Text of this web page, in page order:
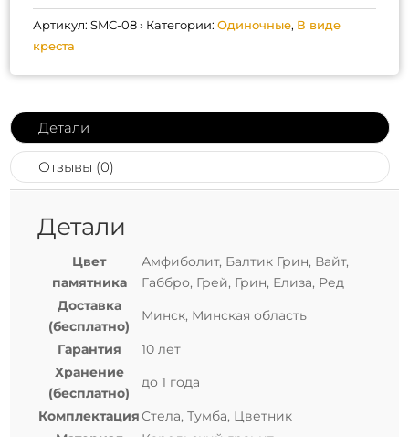
Артикул:SMC-08 Категории:Одиночные, В виде
креста
Детали
Отзывы (0)
Детали
Цвет
памятника
Амфиболит, Балтик Грин, Вайт,
Габбро, Грей, Грин, Елиза, Ред
Доставка
(бесплатно)
Минск, Минская область
Гарантия
10 лет
Хранение
(бесплатно)
до 1 года
Комплектация Стела, Тумба, Цветник